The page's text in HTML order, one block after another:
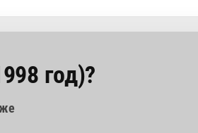
год)?